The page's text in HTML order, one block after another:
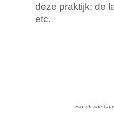
deze praktijk: de
etc.
Filosofische